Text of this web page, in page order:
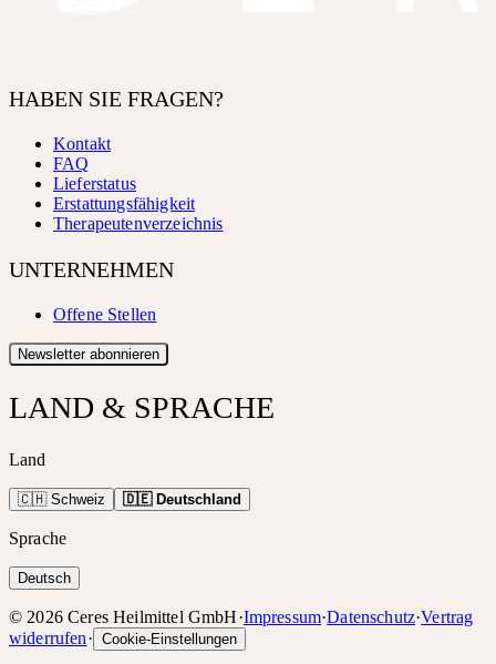
HABEN SIE FRAGEN?
Kontakt
FAQ
Lieferstatus
Erstattungsfähigkeit
Therapeutenverzeichnis
UNTERNEHMEN
Offene Stellen
Newsletter abonnieren
LAND & SPRACHE
Land
🇨🇭 Schweiz 🇩🇪 Deutschland
Sprache
Deutsch
© 2026 Ceres Heilmittel GmbH·Impressum·Datenschutz·Vertrag
widerrufen· Cookie-Einstellungen